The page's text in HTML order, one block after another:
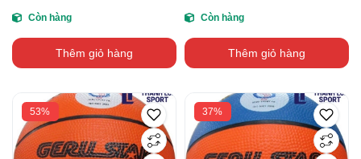
Còn hàng
Thêm giỏ hàng
Còn hàng
Thêm giỏ hàng
53% 37%